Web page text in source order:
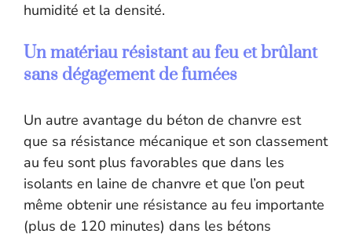
humidité et la densité.
Un matériau résistant au feu et brûlant
sans dégagement de fumées
Un autre avantage du béton de chanvre est
que sa résistance mécanique et son classement
au feu sont plus favorables que dans les
isolants en laine de chanvre et que l’on peut
même obtenir une résistance au feu importante
(plus de 120 minutes) dans les bétons